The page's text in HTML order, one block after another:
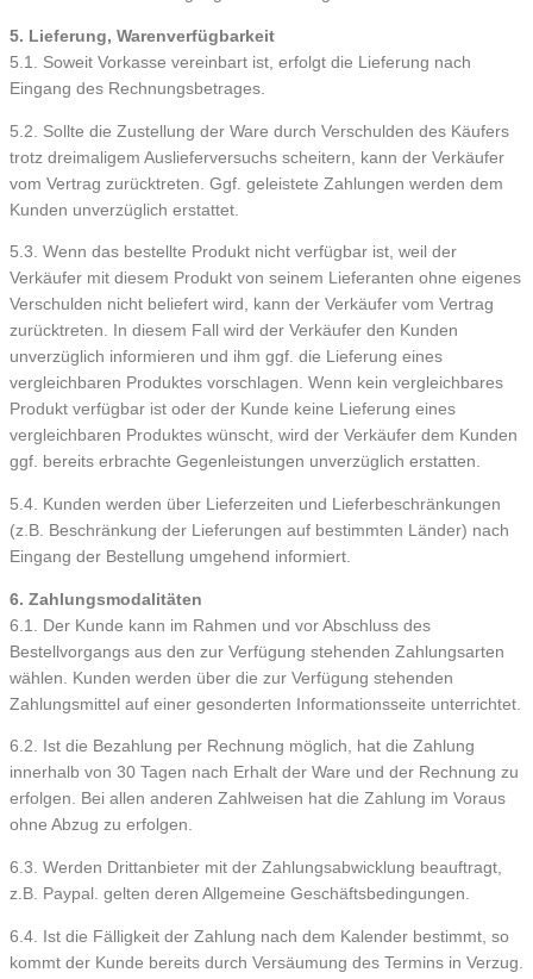
5. Lieferung, Warenverfügbarkeit
5.1. Soweit Vorkasse vereinbart ist, erfolgt die Lieferung nach
Eingang des Rechnungsbetrages.
5.2. Sollte die Zustellung der Ware durch Verschulden des Käufers
trotz dreimaligem Auslieferversuchs scheitern, kann der Verkäufer
vom Vertrag zurücktreten. Ggf. geleistete Zahlungen werden dem
Kunden unverzüglich erstattet.
5.3. Wenn das bestellte Produkt nicht verfügbar ist, weil der
Verkäufer mit diesem Produkt von seinem Lieferanten ohne eigenes
Verschulden nicht beliefert wird, kann der Verkäufer vom Vertrag
zurücktreten. In diesem Fall wird der Verkäufer den Kunden
unverzüglich informieren und ihm ggf. die Lieferung eines
vergleichbaren Produktes vorschlagen. Wenn kein vergleichbares
Produkt verfügbar ist oder der Kunde keine Lieferung eines
vergleichbaren Produktes wünscht, wird der Verkäufer dem Kunden
ggf. bereits erbrachte Gegenleistungen unverzüglich erstatten.
5.4. Kunden werden über Lieferzeiten und Lieferbeschränkungen
(z.B. Beschränkung der Lieferungen auf bestimmten Länder) nach
Eingang der Bestellung umgehend informiert.
6. Zahlungsmodalitäten
6.1. Der Kunde kann im Rahmen und vor Abschluss des
Bestellvorgangs aus den zur Verfügung stehenden Zahlungsarten
wählen. Kunden werden über die zur Verfügung stehenden
Zahlungsmittel auf einer gesonderten Informationsseite unterrichtet.
6.2. Ist die Bezahlung per Rechnung möglich, hat die Zahlung
innerhalb von 30 Tagen nach Erhalt der Ware und der Rechnung zu
erfolgen. Bei allen anderen Zahlweisen hat die Zahlung im Voraus
ohne Abzug zu erfolgen.
6.3. Werden Drittanbieter mit der Zahlungsabwicklung beauftragt,
z.B. Paypal. gelten deren Allgemeine Geschäftsbedingungen.
6.4. Ist die Fälligkeit der Zahlung nach dem Kalender bestimmt, so
kommt der Kunde bereits durch Versäumung des Termins in Verzug.